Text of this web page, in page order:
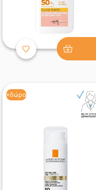
+δώρο